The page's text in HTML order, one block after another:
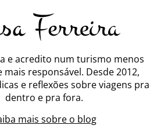
e acredito num turismo menos
mais responsável. Desde 2012,
e reflexões sobre viagens pra
dentro e pra fora.
mais sobre o blog